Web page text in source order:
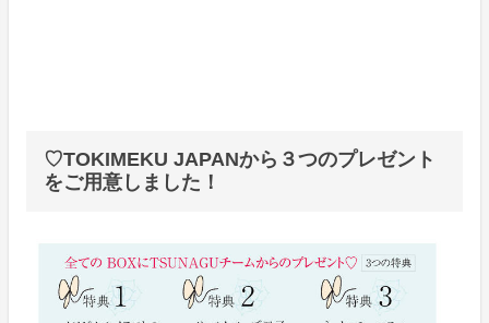
♡TOKIMEKU JAPANから３つのプレゼント
をご用意しました！